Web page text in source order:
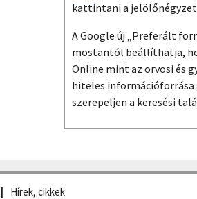
kattintani a
A Google új „Preferált
mostantól beállíthatja,
Online mint az orvosi és
hiteles információforrása
szerepeljen a keresési
Hírek, cikkek